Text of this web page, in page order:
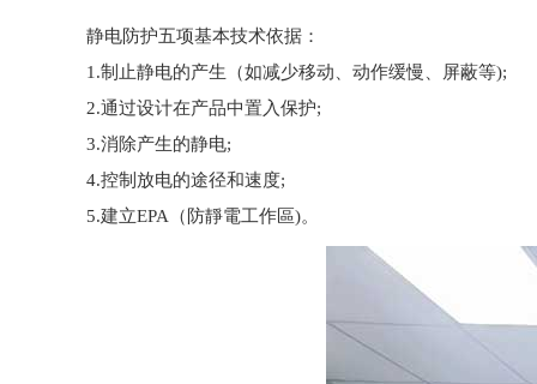
静电防护五项基本技术依据：
1.制止静电的产生（如减少移动、动作缓慢、屏蔽等);
2.通过设计在产品中置入保护;
3.消除产生的静电;
4.控制放电的途径和速度;
5.建立EPA（防靜電工作區)。